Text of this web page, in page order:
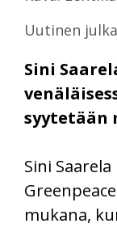
Uutinen
Sini
syytetään
Sini
mukana,